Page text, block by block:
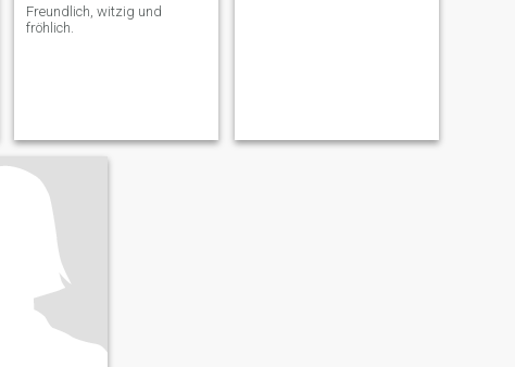
Freundlich, witzig und
fröhlich.